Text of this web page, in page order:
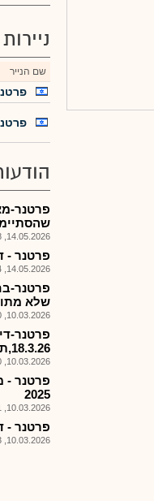
שם הנייר
פרטנר-
שהסתיימה
14.05.2026, 10:38
פרטנר - דוח
14.05.2026, 10:14
פרטנר-
שלא
10.03.2026, 12:50
18.3.26,תשלום 29.3.26
10.03.2026, 12:40
פרטנר -
2025
10.03.2026, 12:31
פרטנר -
10.03.2026, 12:03